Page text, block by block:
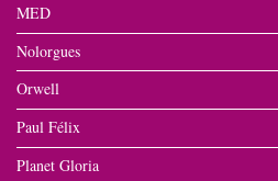
MED
Nolorgues
Orwell
Paul Félix
Planet Gloria